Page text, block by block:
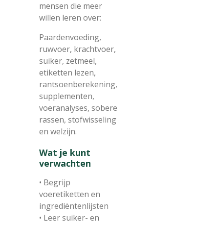
mensen die meer
willen leren over:
Paardenvoeding,
ruwvoer, krachtvoer,
suiker, zetmeel,
etiketten lezen,
rantsoenberekening,
supplementen,
voeranalyses, sobere
rassen, stofwisseling
en welzijn.
Wat je kunt
verwachten
• Begrijp
voeretiketten en
ingrediëntenlijsten
• Leer suiker- en